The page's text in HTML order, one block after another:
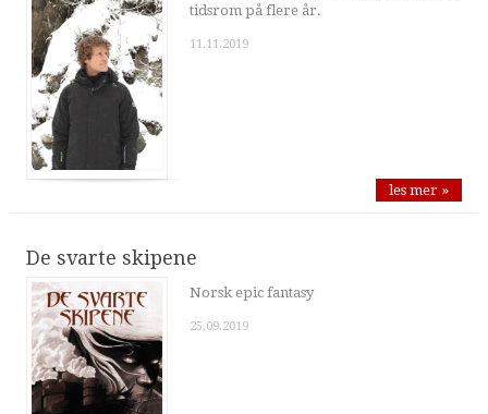
tidsrom på flere år.
11.11.2019
les mer »
De svarte skipene
Norsk epic fantasy
25.09.2019